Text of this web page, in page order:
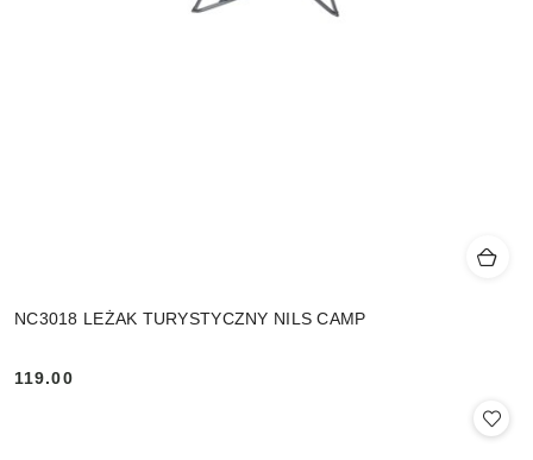
NC3018 LEŻAK TURYSTYCZNY NILS CAMP
Cena:
119.00